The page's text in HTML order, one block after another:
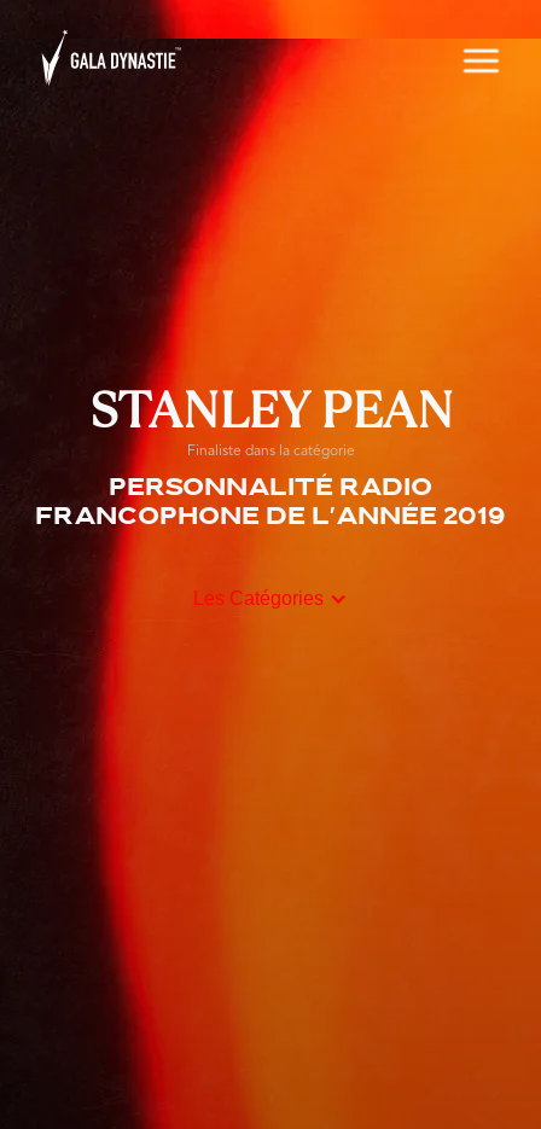
STANLEY PEAN
Finaliste dans la catégorie
Personnalité radio
francophone de l'année 2019
Les Catégories